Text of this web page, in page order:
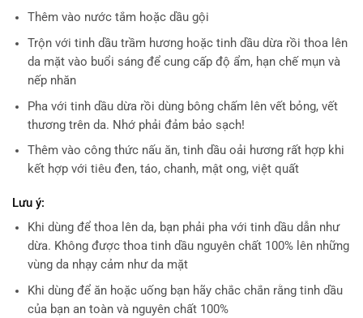
Thêm vào nước tắm hoặc dầu gội
Trộn với tinh dầu trầm hương hoặc tinh dầu dừa rồi thoa lên
da mặt vào buổi sáng để cung cấp độ ẩm, hạn chế mụn và
nếp nhăn
Pha với tinh dầu dừa rồi dùng bông chấm lên vết bỏng, vết
thương trên da. Nhớ phải đảm bảo sạch!
Thêm vào công thức nấu ăn, tinh dầu oải hương rất hợp khi
kết hợp với tiêu đen, táo, chanh, mật ong, việt quất
Lưu ý:
Khi dùng để thoa lên da, bạn phải pha với tinh dầu dẫn như
dừa. Không được thoa tinh dầu nguyên chất 100% lên những
vùng da nhạy cảm như da mặt
Khi dùng để ăn hoặc uống bạn hãy chắc chắn rằng tinh dầu
của bạn an toàn và nguyên chất 100%